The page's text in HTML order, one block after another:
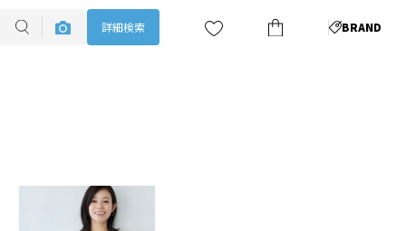
詳細検索 BRAND